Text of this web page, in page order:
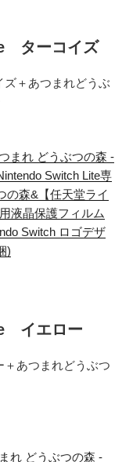
ターコイズ
＋あつまれどうぶ
まれ どうぶつの森 -
Switch Lite専
の森&【任天堂ライ
液晶保護フィルム
Switch ロゴデザ
)
イエロー
あつまれどうぶつ
れ どうぶつの森 -